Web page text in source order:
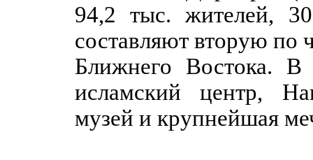
94,2 тыс. жителей,
составляют вторую по
Ближнего Востока. В
исламский центр,
музей и крупнейшая